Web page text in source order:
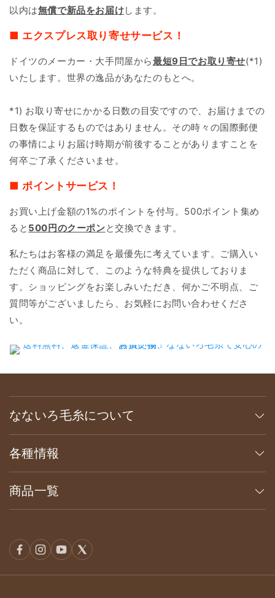
以内は無償で新品をお届けします。
■ エクスプレス取り寄せサービス！
ドイツのメーカー・大手問屋から最短9日でお取り寄せ(*1)
いたします。世界の逸品があなたのもとへ。
*1) お取り寄せにかかる日数の目安ですので、お届けまでの
日数を保証するものではありません。その時々の国際郵便
の事情によりお届け時期が前後することがありますことを
何卒ご了承くださいませ。
■ ポイントサービス！
お買い上げ金額の1%のポイントを付与。500ポイント集め
ると 500円のクーポンと交換できます。
私たちはお客様の満足を最優先に考えています。ご購入い
ただく商品に対して、このような特典を提供しておりま
す。ショッピングをお楽しみいただき、何かご不明点、ご
質問等がございましたら、お気軽にお問い合わせくださ
い。
なないろ毛糸について
各種情報
商品一覧